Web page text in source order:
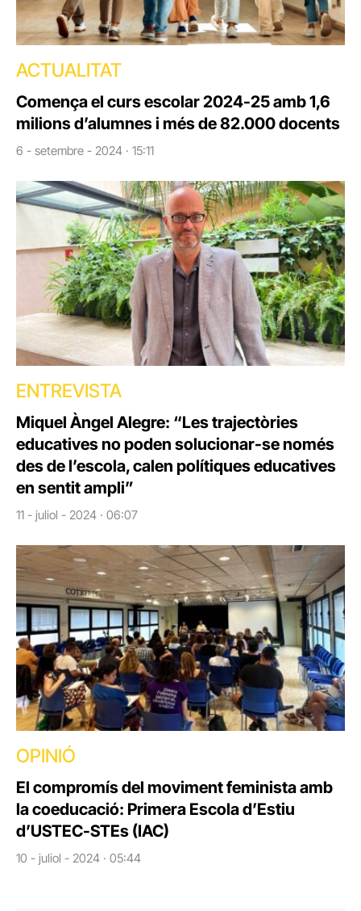
ACTUALITAT
Comença el curs escolar 2024-25 amb 1,6
milions d’alumnes i més de 82.000 docents
6 - setembre - 2024 · 15:11
ENTREVISTA
Miquel Àngel Alegre: “Les trajectòries
educatives no poden solucionar-se només
des de l’escola, calen polítiques educatives
en sentit ampli”
11 - juliol - 2024 · 06:07
OPINIÓ
El compromís del moviment feminista amb
la coeducació: Primera Escola d’Estiu
d’USTEC-STEs (IAC)
10 - juliol - 2024 · 05:44